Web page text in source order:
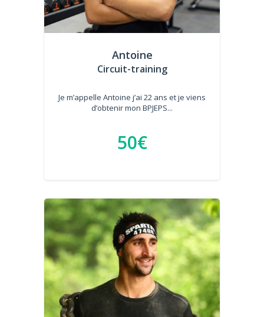
Antoine
Circuit-training
Je m’appelle Antoine j’ai 22 ans et je viens
d’obtenir mon BPJEPS...
50€